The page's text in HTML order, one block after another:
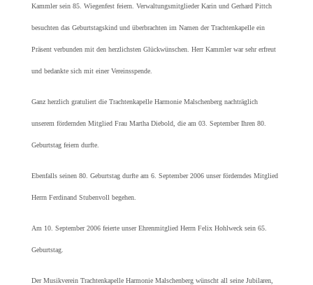
Kammler sein 85. Wiegenfest feiern. Verwaltungsmitglieder Karin und Gerhard Pittch
besuchten das Geburtstagskind und überbrachten im Namen der Trachtenkapelle ein
Präsent verbunden mit den herzlichsten Glückwünschen. Herr Kammler war sehr erfreut
und bedankte sich mit einer Vereinsspende.
Ganz herzlich gratuliert die Trachtenkapelle Harmonie Malschenberg nachträglich
unserem fördernden Mitglied Frau Martha Diebold, die am 03. September Ihren 80.
Geburtstag feiern durfte.
Ebenfalls seinen 80. Geburtstag durfte am 6. September 2006 unser förderndes Mitglied
Herrn Ferdinand Stubenvoll begehen.
Am 10. September 2006 feierte unser Ehrenmitglied Herrn Felix Hohlweck sein 65.
Geburtstag.
Der Musikverein Trachtenkapelle Harmonie Malschenberg wünscht all seine Jubilaren,